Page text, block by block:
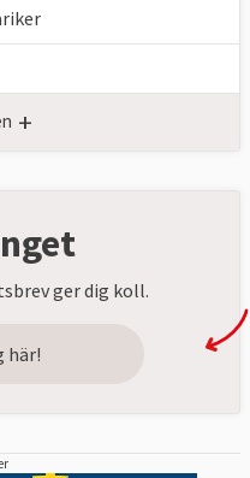
+
ger dig koll.
här!